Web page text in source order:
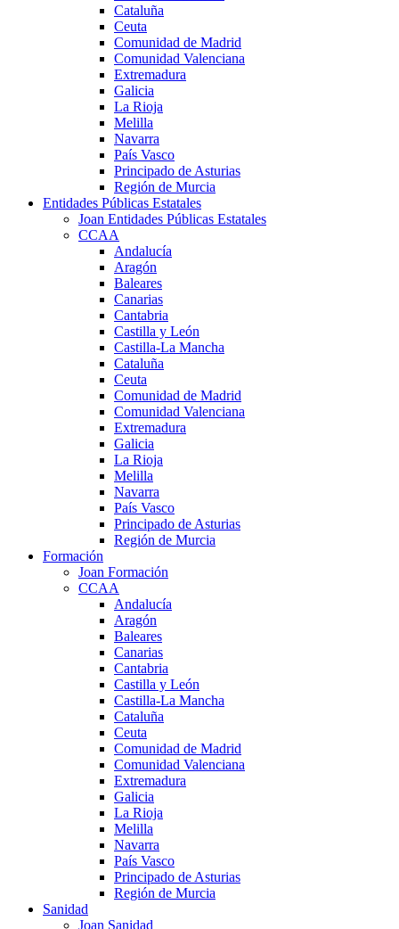
Cataluña
Ceuta
Comunidad de Madrid
Comunidad Valenciana
Extremadura
Galicia
La Rioja
Melilla
Navarra
País Vasco
Principado de Asturias
Región de Murcia
Entidades Públicas Estatales
Joan Entidades Públicas Estatales
CCAA
Andalucía
Aragón
Baleares
Canarias
Cantabria
Castilla y León
Castilla-La Mancha
Cataluña
Ceuta
Comunidad de Madrid
Comunidad Valenciana
Extremadura
Galicia
La Rioja
Melilla
Navarra
País Vasco
Principado de Asturias
Región de Murcia
Formación
Joan Formación
CCAA
Andalucía
Aragón
Baleares
Canarias
Cantabria
Castilla y León
Castilla-La Mancha
Cataluña
Ceuta
Comunidad de Madrid
Comunidad Valenciana
Extremadura
Galicia
La Rioja
Melilla
Navarra
País Vasco
Principado de Asturias
Región de Murcia
Sanidad
Joan Sanidad